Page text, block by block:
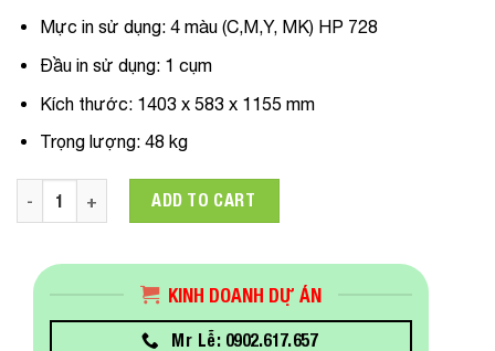
Mực in sử dụng:4 màu (C,M,Y, MK) HP 728
Đầu in sử dụng: 1 cụm
Kích thước: 1403 x 583 x 1155 mm
Trọng lượng: 48 kg
Máy in màu khổ lớn HP DesignJet T730 36-in Printer
ADD TO CART
KINH DOANH DỰ ÁN
Mr Lễ: 0902.617.657